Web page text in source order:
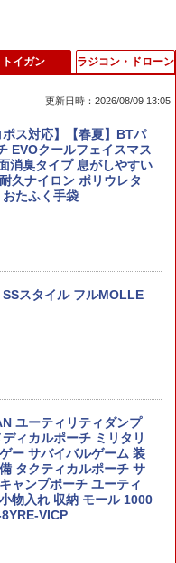
ニ合体変形 『ゲッターロ
【二次再販】 (組み立て
スケール ルミティア Fir
ファーストエンゲージ
ャンクス -マリンフォー
ONE PIECE』[BANDAI S
予約》
ス アクションフィギュア
黒鉄休止符 美少女 模型
アも飾れる。 ディスプレ
ひな壇 ブラック (ブラッ
承太郎 Ver.2」 アニメ
トイガン
更新日時：2026/08/09 13:05
ポス対応】【春夏】BTパ
EVOクールフェイスマス
消臭タイプ 息がしやすい
久ナイロン ポリウレタ
たふく手袋
スタイル フルMOLLE
ユーティリティダンプ
ィカルポーチ ミリタリ
ー サバイバルゲーム 装
タクティカルポーチ サ
ャンプポーチ ユーティ
物入れ 収納 モール 1000
VICP
ラジコン・ドローン